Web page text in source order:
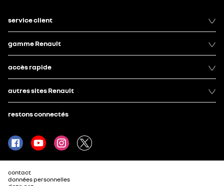
service client
gamme Renault
accès rapide
autres sites Renault
restons connectés
contact
données personnelles